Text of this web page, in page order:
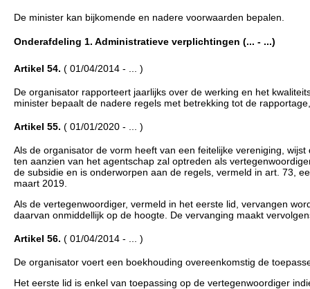
De minister kan bijkomende en nadere voorwaarden bepalen.
Onderafdeling 1. Administratieve verplichtingen (... - ...)
Artikel 54. ( 01/04/2014 - ... )
De organisator rapporteert jaarlijks over de werking en het
minister bepaalt de nadere regels met betrekking tot de
Artikel 55. ( 01/01/2020 - ... )
Als de organisator de vorm heeft van een feitelijke vereniging,
ten aanzien van het agentschap zal optreden als
de subsidie en is onderworpen aan de regels, vermeld in art. 73,
maart 2019.
Als de vertegenwoordiger, vermeld in het eerste lid, vervangen
daarvan onmiddellijk op de hoogte. De vervanging maakt
Artikel 56. ( 01/04/2014 - ... )
De organisator voert een boekhouding overeenkomstig de
Het eerste lid is enkel van toepassing op de vertegenwoordiger